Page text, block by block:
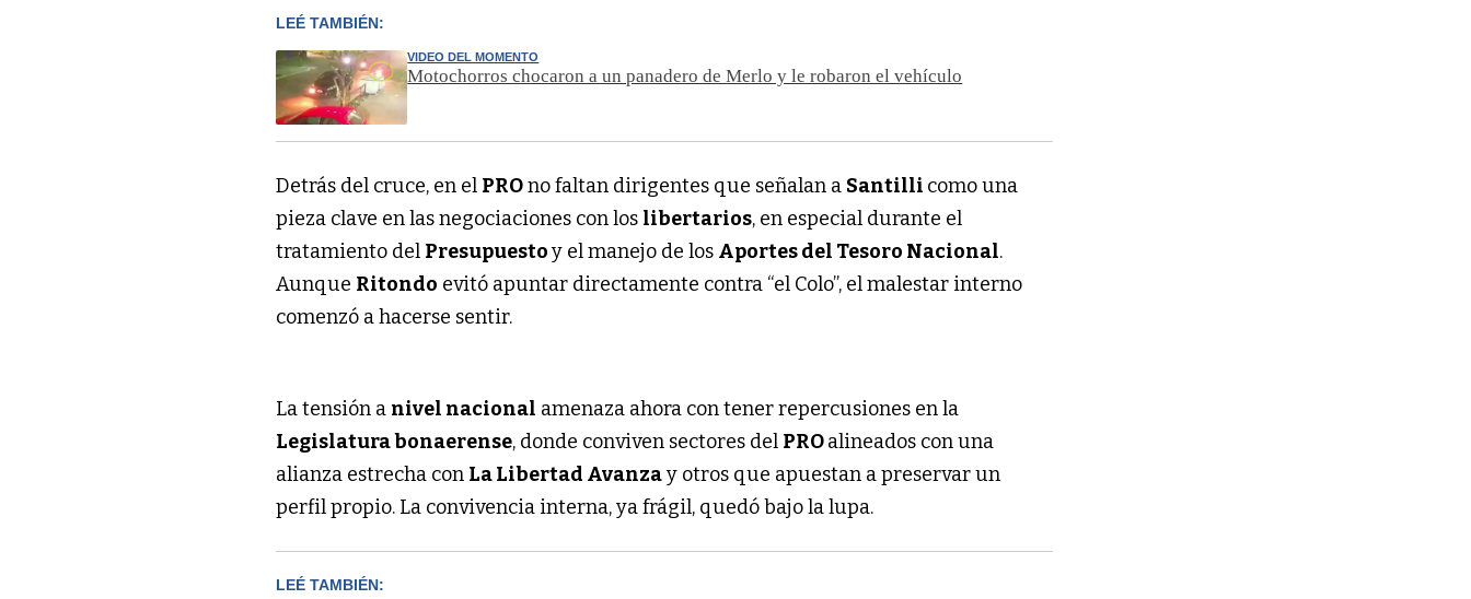
LEÉ TAMBIÉN:
VIDEO DEL MOMENTO
Motochorros chocaron a un panadero de Merlo y le robaron el vehículo
Detrás del cruce, en el PROno faltan dirigentes que señalan a Santilli como una
pieza clave en las negociaciones con los libertarios, en especial durante el
tratamiento del Presupuestoy el manejo de los Aportes del Tesoro Nacional.
Aunque Ritondo evitó apuntar directamente contra “el Colo”, el malestar interno
comenzó a hacerse sentir.
La tensión a nivel nacional amenaza ahora con tener repercusiones en la
Legislatura bonaerense, donde conviven sectores del PROalineados con una
alianza estrecha con La Libertad Avanzay otros que apuestan a preservar un
perfil propio. La convivencia interna, ya frágil, quedó bajo la lupa.
LEÉ TAMBIÉN: